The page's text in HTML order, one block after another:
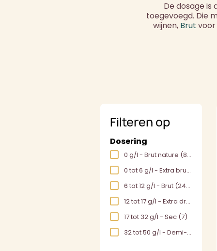
De dosage is
toegevoegd. Die
wijnen, Brut voor
Filteren op
Dosering
0 g/l - Brut nature (86)
0 tot 6 g/l - Extra brut(181)
6 tot 12 g/l - Brut (249)
12 tot 17 g/l - Extra dry
17 tot 32 g/l - Sec (7)
32 tot 50 g/l - Demi-sec